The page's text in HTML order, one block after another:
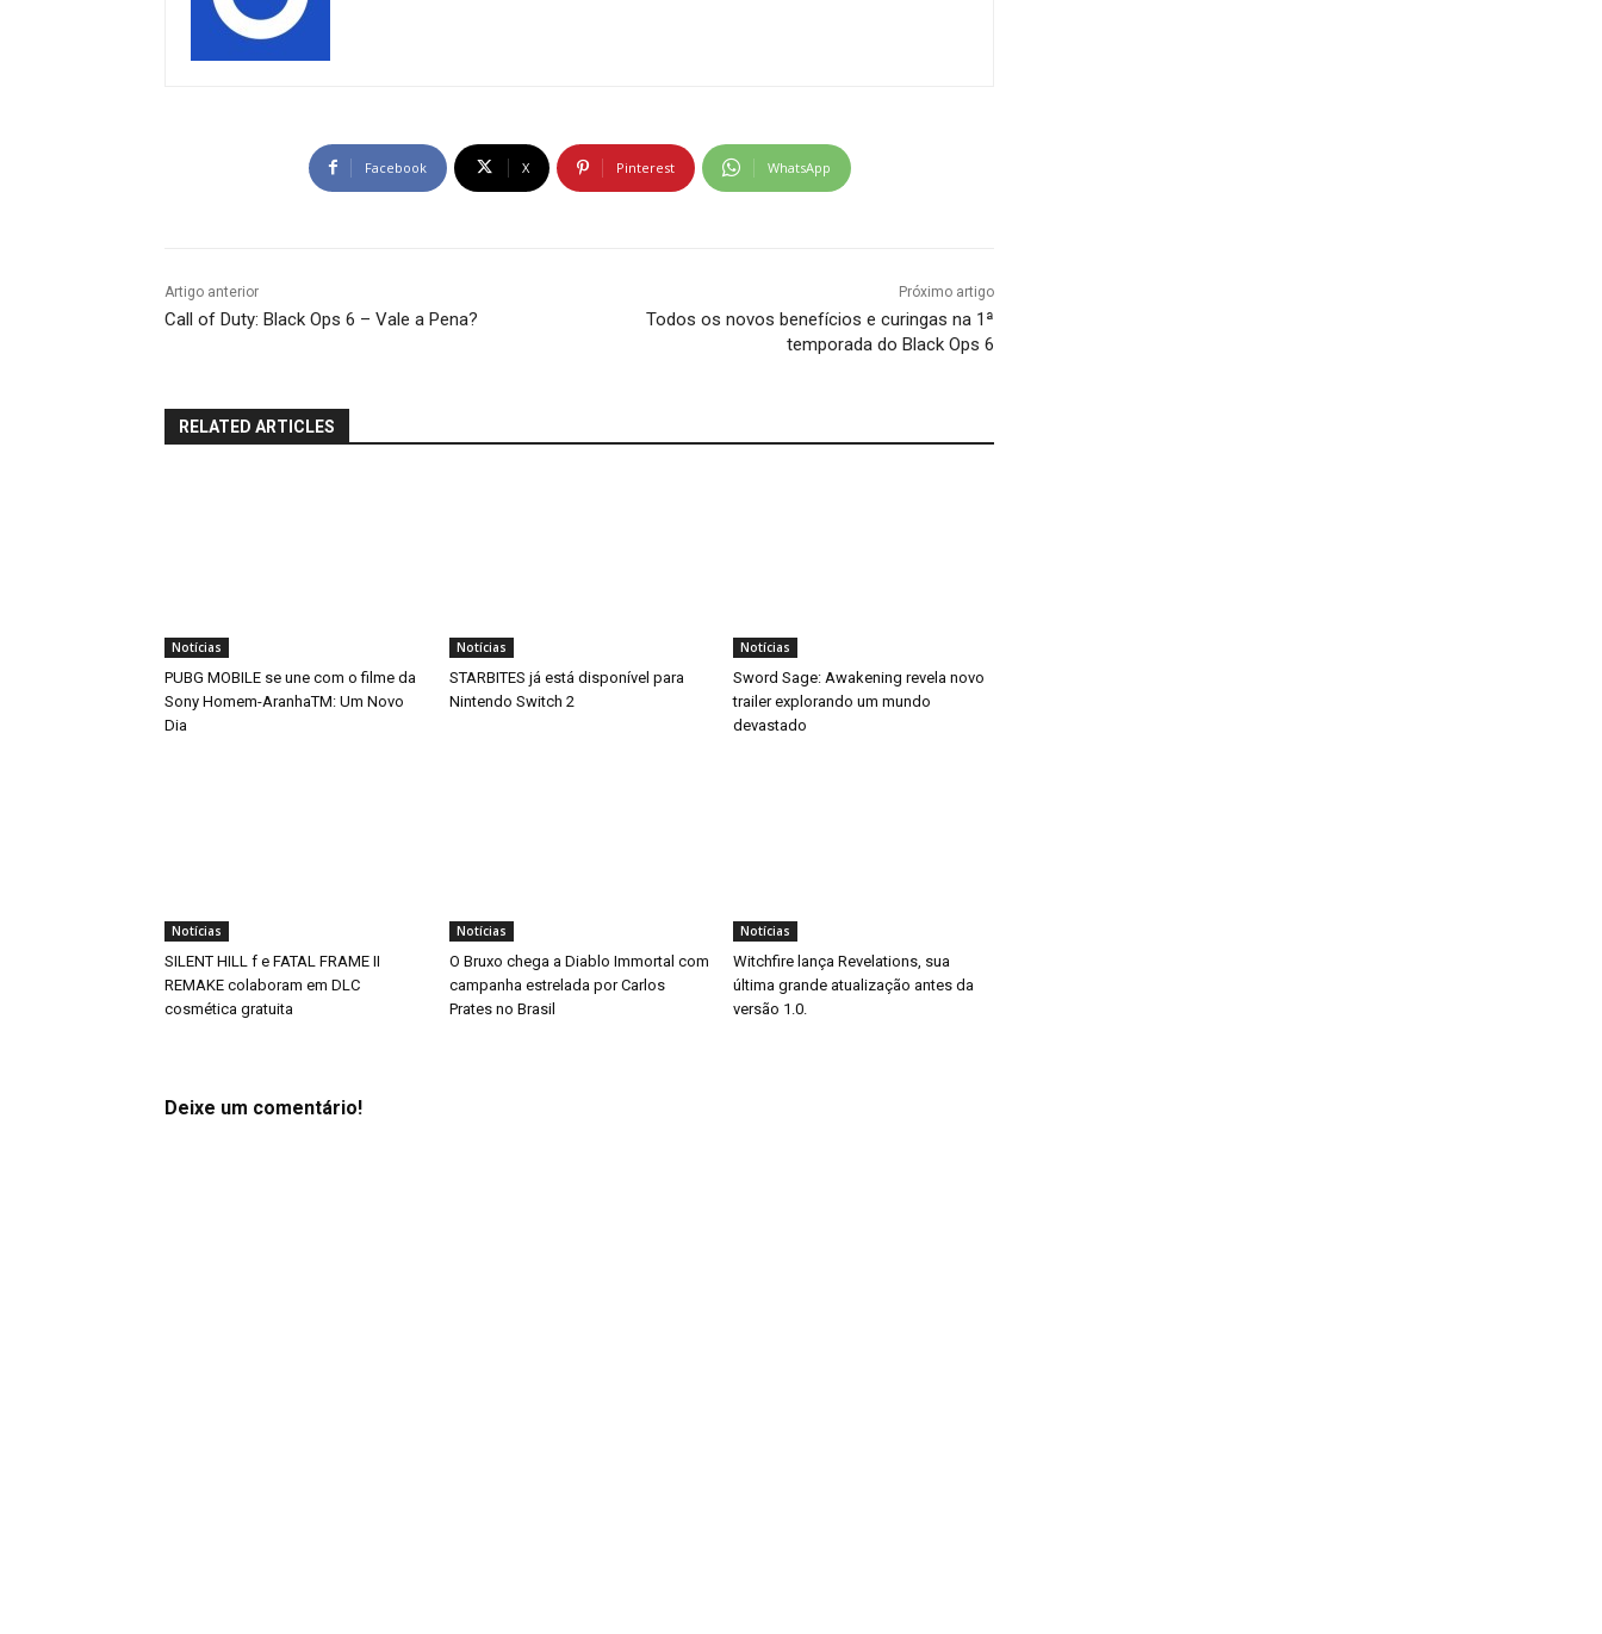
Facebook X Pinterest WhatsApp
Artigo anterior
Call of Duty: Black Ops 6 – Vale a Pena?
Próximo artigo
Todos os novos benefícios e curingas na 1ª
temporada do Black Ops 6
RELATED ARTICLES
Notícias
PUBG MOBILE se une com o filme da
Sony Homem-AranhaTM: Um Novo
Dia
Notícias
STARBITES já está disponível para
Nintendo Switch 2
Notícias
Sword Sage: Awakening revela novo
trailer explorando um mundo
devastado
Notícias
SILENT HILL f e FATAL FRAME II
REMAKE colaboram em DLC
cosmética gratuita
Notícias
O Bruxo chega a Diablo Immortal com
campanha estrelada por Carlos
Prates no Brasil
Notícias
Witchfire lança Revelations, sua
última grande atualização antes da
versão 1.0.
Deixe um comentário!